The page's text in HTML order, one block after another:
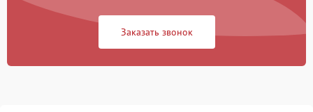
Заказать звонок